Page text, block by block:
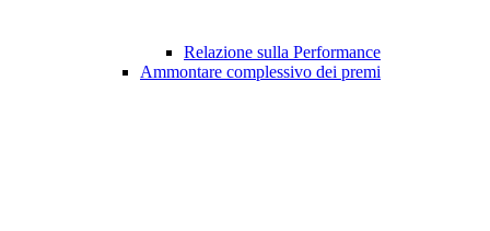
Relazione sulla Performance
Ammontare complessivo dei premi